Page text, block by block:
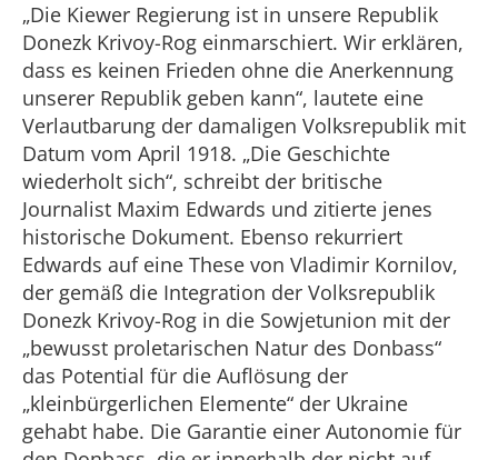
„Die Kiewer Regierung ist in unsere Republik
Donezk Krivoy-Rog einmarschiert. Wir erklären,
dass es keinen Frieden ohne die Anerkennung
unserer Republik geben kann“, lautete eine
Verlautbarung der damaligen Volksrepublik mit
Datum vom April 1918. „Die Geschichte
wiederholt sich“, schreibt der britische
Journalist Maxim Edwards und zitierte jenes
historische Dokument. Ebenso rekurriert
Edwards auf eine These von Vladimir Kornilov,
der gemäß die Integration der Volksrepublik
Donezk Krivoy-Rog in die Sowjetunion mit der
„bewusst proletarischen Natur des Donbass“
das Potential für die Auflösung der
„kleinbürgerlichen Elemente“ der Ukraine
gehabt habe. Die Garantie einer Autonomie für